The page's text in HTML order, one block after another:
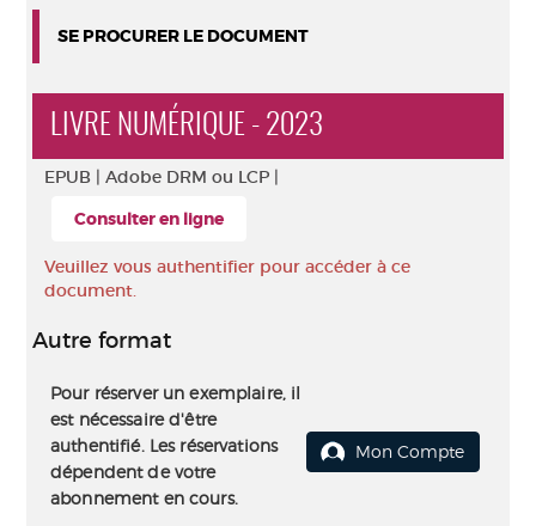
SE PROCURER LE DOCUMENT
LIVRE NUMÉRIQUE - 2023
EPUB | Adobe DRM ou LCP |
Consulter en ligne
Veuillez vous authentifier pour accéder à ce
document.
Autre format
Pour réserver un exemplaire, il
est nécessaire d'être
authentifié. Les réservations
dépendent de votre
abonnement en cours.
Mon Compte